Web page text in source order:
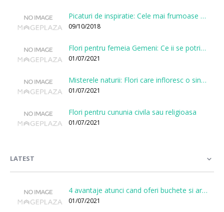
Picaturi de inspiratie: Cele mai frumoase citate despre flori
09/10/2018
Flori pentru femeia Gemeni: Ce ii se potriveste, ce ii poarta noroc si ce o caracterizeaza?
01/07/2021
Misterele naturii: Flori care infloresc o singura data la cateva sute de ani
01/07/2021
Flori pentru cununia civila sau religioasa
01/07/2021
LATEST
4 avantaje atunci cand oferi buchete si aranjamente printr-o florarie online
01/07/2021